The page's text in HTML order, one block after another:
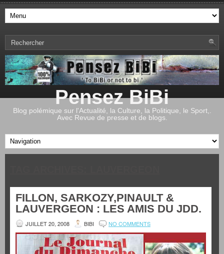
Pensez BiBi
Blog polémique sur l'Actualité, la Culture, la Politique, le Sport,.
Avec Revue de presse et de blogs.
FILLON, SARKOZY,PINAULT &
LAUVERGEON : LES AMIS DU JDD.
JUILLET 20, 2008 BIBI NO COMMENTS